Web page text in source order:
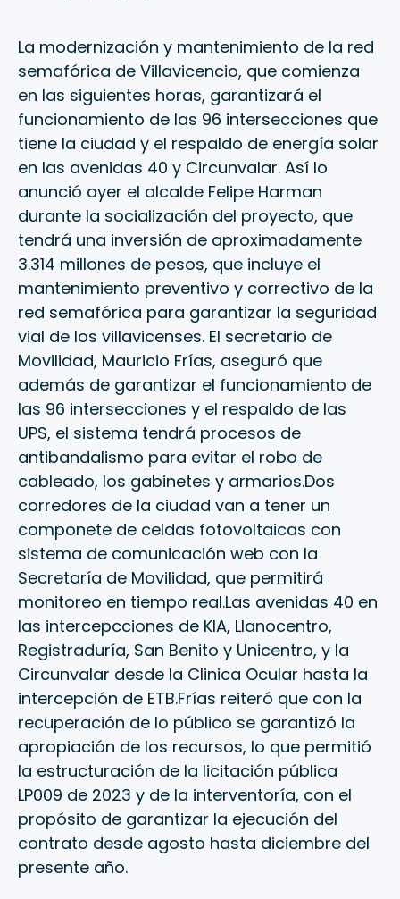
La modernización y mantenimiento de la red
semafórica de Villavicencio, que comienza
en las siguientes horas, garantizará el
funcionamiento de las 96 intersecciones que
tiene la ciudad y el respaldo de energía solar
en las avenidas 40 y Circunvalar. Así lo
anunció ayer el alcalde Felipe Harman
durante la socialización del proyecto, que
tendrá una inversión de aproximadamente
3.314 millones de pesos, que incluye el
mantenimiento preventivo y correctivo de la
red semafórica para garantizar la seguridad
vial de los villavicenses. El secretario de
Movilidad, Mauricio Frías, aseguró que
además de garantizar el funcionamiento de
las 96 intersecciones y el respaldo de las
UPS, el sistema tendrá procesos de
antibandalismo para evitar el robo de
cableado, los gabinetes y armarios.Dos
corredores de la ciudad van a tener un
componete de celdas fotovoltaicas con
sistema de comunicación web con la
Secretaría de Movilidad, que permitirá
monitoreo en tiempo real.Las avenidas 40 en
las intercepcciones de KIA, Llanocentro,
Registraduría, San Benito y Unicentro, y la
Circunvalar desde la Clinica Ocular hasta la
intercepción de ETB.Frías reiteró que con la
recuperación de lo público se garantizó la
apropiación de los recursos, lo que permitió
la estructuración de la licitación pública
LP009 de 2023 y de la interventoría, con el
propósito de garantizar la ejecución del
contrato desde agosto hasta diciembre del
presente año.